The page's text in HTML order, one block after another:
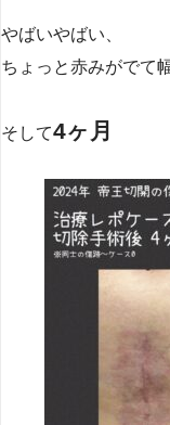
やばいやばい、
ちょっと赤みがでて
そして4ヶ月